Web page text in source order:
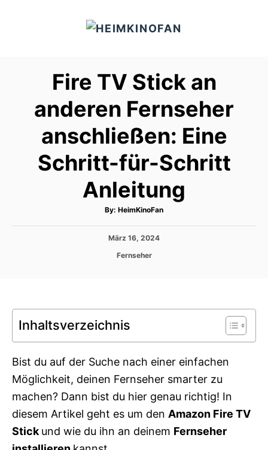
Fire TV Stick an
anderen Fernseher
anschließen: Eine
Schritt-für-Schritt
Anleitung
By: A
t
o
HeimKinoFan
P
März 16, 2024
C
o
r
Fernseher
Inhaltsverzeichnis
Bist du auf der Suche nach einer einfachen
Möglichkeit, deinen Fernseher smarter zu
machen? Dann bist du hier genau richtig! In
diesem Artikel geht es um den Amazon Fire TV
Stick und wie du ihn an deinem Fernseher